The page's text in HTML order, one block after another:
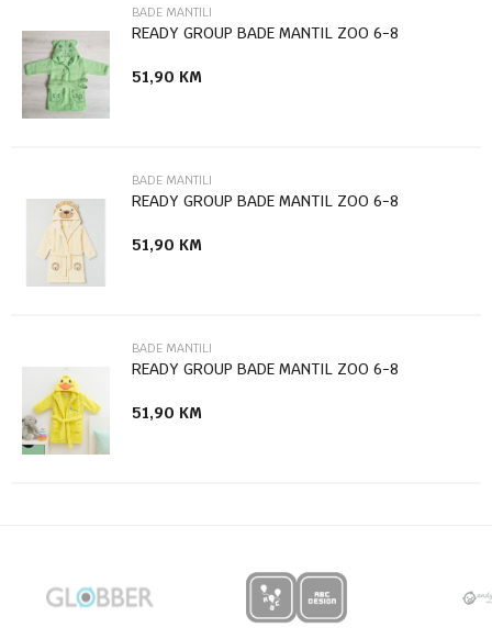
Poruka
Anti-spam zaštita - izračunajte koliko je 9 - 4 :
BADE MANTILI
READY GROUP BADE MANTIL ZOO 6-8
51,90 KM
BADE MANTILI
READY GROUP BADE MANTIL ZOO 6-8
51,90 KM
BADE MANTILI
READY GROUP BADE MANTIL ZOO 6-8
51,90 KM